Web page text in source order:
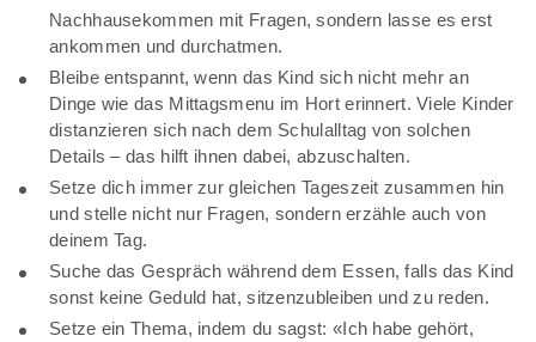
Nachhausekommen mit Fragen, sondern lasse es erst
ankommen und durchatmen.
Bleibe entspannt, wenn das Kind sich nicht mehr an
Dinge wie das Mittagsmenu im Hort erinnert. Viele Kinder
distanzieren sich nach dem Schulalltag von solchen
Details – das hilft ihnen dabei, abzuschalten.
Setze dich immer zur gleichen Tageszeit zusammen hin
und stelle nicht nur Fragen, sondern erzähle auch von
deinem Tag.
Suche das Gespräch während dem Essen, falls das Kind
sonst keine Geduld hat, sitzenzubleiben und zu reden.
Setze ein Thema, indem du sagst: «Ich habe gehört,